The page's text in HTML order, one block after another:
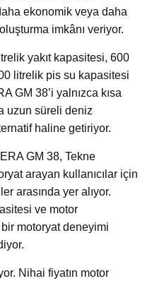
ekonomik veya daha
imkânı veriyor.
yakıt kapasitesi, 600
litrelik pis su kapasitesi
GM 38’i yalnızca kısa
uzun süreli deniz
haline getiriyor.
GM 38, Tekne
arayan kullanıcılar için
arasında yer alıyor.
ve motor
motoryat deneyimi
Nihai fiyatın motor